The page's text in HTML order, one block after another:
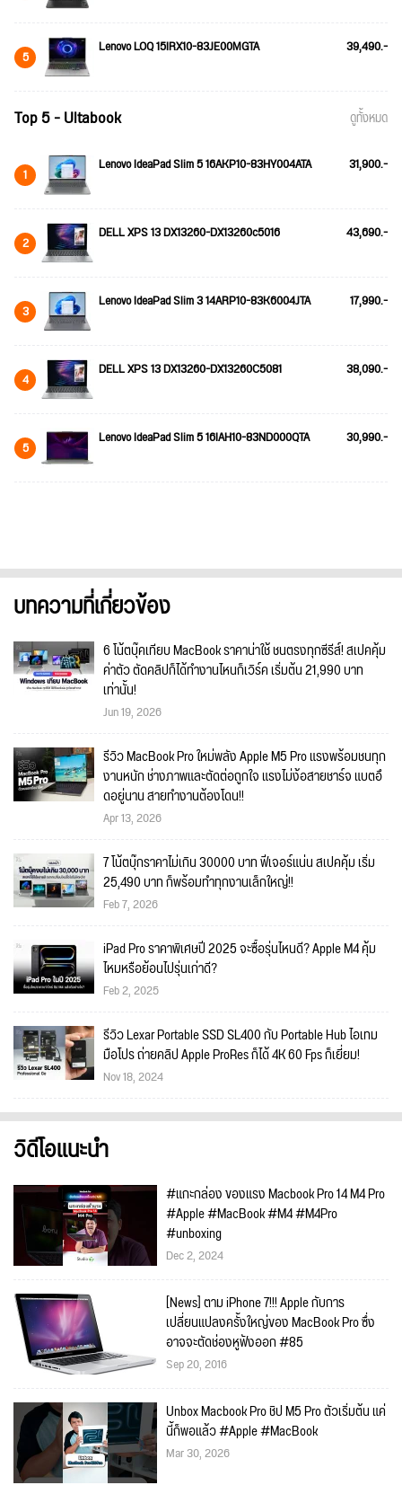
5 Lenovo LOQ 15IRX10-83JE00MGTA 39,490.-
Top 5 - Ultabook ดูทั้งหมด
1 Lenovo IdeaPad Slim 5 16AKP10-83HY004ATA 31,900.-
2 DELL XPS 13 DX13260-DX13260c5016 43,690.-
3 Lenovo IdeaPad Slim 3 14ARP10-83K6004JTA 17,990.-
4 DELL XPS 13 DX13260-DX13260C5081 38,090.-
5 Lenovo IdeaPad Slim 5 16IAH10-83ND000QTA 30,990.-
บทความที่เกี่ยวข้อง
6 โน้ตบุ๊คเทียบ MacBook ราคาน่าใช้ ชนตรงทุกซีรีส์! สเปคคุ้ม
ค่าตัว ตัดคลิปก็ได้ทำงานไหนก็เวิร์ค เริ่มต้น 21,990 บาท
เท่านั้น!
Jun 19, 2026
รีวิว MacBook Pro ใหม่พลัง Apple M5 Pro แรงพร้อมชนทุก
งานหนัก ช่างภาพและตัดต่อถูกใจ แรงไม่ง้อสายชาร์จ แบตอึ
ดอยู่นาน สายทำงานต้องโดน!!
Apr 13, 2026
7 โน้ตบุ๊กราคาไม่เกิน 30000 บาท ฟีเจอร์แน่น สเปคคุ้ม เริ่ม
25,490 บาท ก็พร้อมทำทุกงานเล็กใหญ่!!
Feb 7, 2026
iPad Pro ราคาพิเศษปี 2025 จะซื้อรุ่นไหนดี? Apple M4 คุ้ม
ไหมหรือย้อนไปรุ่นเก่าดี?
Feb 2, 2025
รีวิว Lexar Portable SSD SL400 กับ Portable Hub ไอเทม
มือโปร ถ่ายคลิป Apple ProRes ก็ได้ 4K 60 Fps ก็เยี่ยม!
Nov 18, 2024
วิดีโอแนะนำ
#แกะกล่อง ของแรง Macbook Pro 14 M4 Pro
#Apple #MacBook #M4 #M4Pro
#unboxing
Dec 2, 2024
[News] ตาม iPhone 7!!! Apple กับการ
เปลี่ยนแปลงครั้งใหญ่ของ MacBook Pro ซึ่ง
อาจจะตัดช่องหูฟังออก #85
Sep 20, 2016
Unbox Macbook Pro ชิป M5 Pro ตัวเริ่มต้น แค่
นี้ก็พอแล้ว #Apple #MacBook
Mar 30, 2026